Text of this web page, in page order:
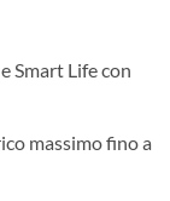
Smart Life con
massimo fino a